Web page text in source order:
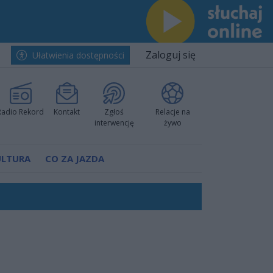
Ułatwienia dostępności Zaloguj się
Rekord Kontakt
Zgłoś
interwencję
Relacje na
żywo
CO ZA JAZDA